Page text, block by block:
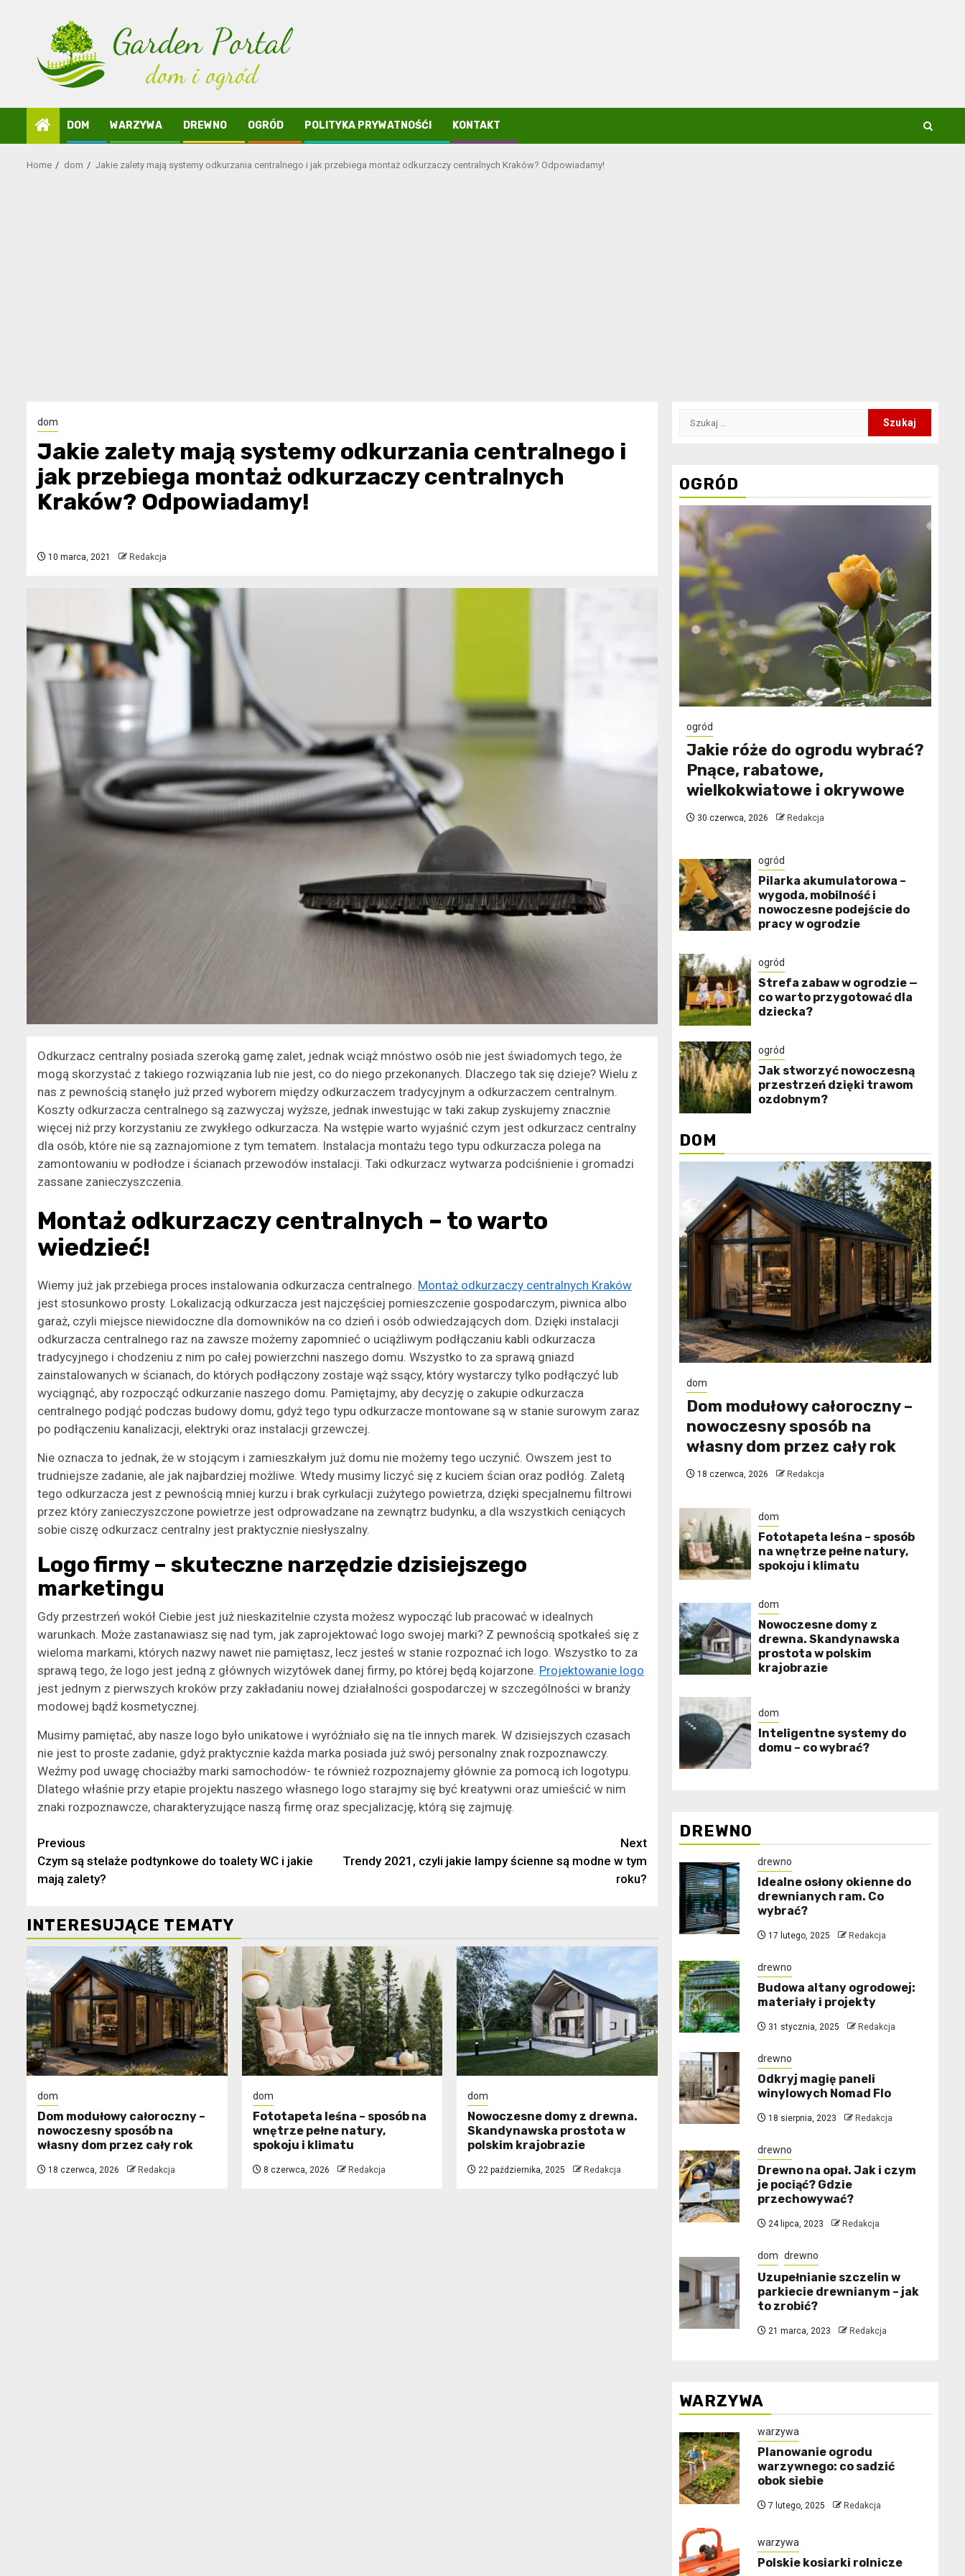
DOM WARZYWA DREWNO OGRÓD POLITYKA PRYWATNOŚĆI KONTAKT
Home dom Jakie zalety mają systemy odkurzania centralnego i jak przebiega montaż odkurzaczy centralnych Kraków? Odpowiadamy!
dom
Jakie zalety mają systemy odkurzania centralnego i
jak przebiega montaż odkurzaczy centralnych
Kraków? Odpowiadamy!
10 marca, 2021 Redakcja
Odkurzacz centralny posiada szeroką gamę zalet, jednak wciąż mnóstwo osób nie jest świadomych tego, że
mogą skorzystać z takiego rozwiązania lub nie jest, co do niego przekonanych. Dlaczego tak się dzieje? Wielu z
nas z pewnością stanęło już przed wyborem między odkurzaczem tradycyjnym a odkurzaczem centralnym.
Koszty odkurzacza centralnego są zazwyczaj wyższe, jednak inwestując w taki zakup zyskujemy znacznie
więcej niż przy korzystaniu ze zwykłego odkurzacza. Na wstępie warto wyjaśnić czym jest odkurzacz centralny
dla osób, które nie są zaznajomione z tym tematem. Instalacja montażu tego typu odkurzacza polega na
zamontowaniu w podłodze i ścianach przewodów instalacji. Taki odkurzacz wytwarza podciśnienie i gromadzi
zassane zanieczyszczenia.
Montaż odkurzaczy centralnych – to warto
wiedzieć!
Wiemy już jak przebiega proces instalowania odkurzacza centralnego. Montaż odkurzaczy centralnych Kraków
jest stosunkowo prosty. Lokalizacją odkurzacza jest najczęściej pomieszczenie gospodarczym, piwnica albo
garaż, czyli miejsce niewidoczne dla domowników na co dzień i osób odwiedzających dom. Dzięki instalacji
odkurzacza centralnego raz na zawsze możemy zapomnieć o uciążliwym podłączaniu kabli odkurzacza
tradycyjnego i chodzeniu z nim po całej powierzchni naszego domu. Wszystko to za sprawą gniazd
zainstalowanych w ścianach, do których podłączony zostaje wąż ssący, który wystarczy tylko podłączyć lub
wyciągnąć, aby rozpocząć odkurzanie naszego domu. Pamiętajmy, aby decyzję o zakupie odkurzacza
centralnego podjąć podczas budowy domu, gdyż tego typu odkurzacze montowane są w stanie surowym zaraz
po podłączeniu kanalizacji, elektryki oraz instalacji grzewczej.
Nie oznacza to jednak, że w stojącym i zamieszkałym już domu nie możemy tego uczynić. Owszem jest to
trudniejsze zadanie, ale jak najbardziej możliwe. Wtedy musimy liczyć się z kuciem ścian oraz podłóg. Zaletą
tego odkurzacza jest z pewnością mniej kurzu i brak cyrkulacji zużytego powietrza, dzięki specjalnemu filtrowi
przez który zanieczyszczone powietrze jest odprowadzane na zewnątrz budynku, a dla wszystkich ceniących
sobie ciszę odkurzacz centralny jest praktycznie niesłyszalny.
Logo firmy – skuteczne narzędzie dzisiejszego
marketingu
Gdy przestrzeń wokół Ciebie jest już nieskazitelnie czysta możesz wypocząć lub pracować w idealnych
warunkach. Może zastanawiasz się nad tym, jak zaprojektować logo swojej marki? Z pewnością spotkałeś się z
wieloma markami, których nazwy nawet nie pamiętasz, lecz jesteś w stanie rozpoznać ich logo. Wszystko to za
sprawą tego, że logo jest jedną z głównych wizytówek danej firmy, po której będą kojarzone. Projektowanie logo
jest jednym z pierwszych kroków przy zakładaniu nowej działalności gospodarczej w szczególności w branży
modowej bądź kosmetycznej.
Musimy pamiętać, aby nasze logo było unikatowe i wyróżniało się na tle innych marek. W dzisiejszych czasach
nie jest to proste zadanie, gdyż praktycznie każda marka posiada już swój personalny znak rozpoznawczy.
Weźmy pod uwagę chociażby marki samochodów- te również rozpoznajemy głównie za pomocą ich logotypu.
Dlatego właśnie przy etapie projektu naszego własnego logo starajmy się być kreatywni oraz umieścić w nim
znaki rozpoznawcze, charakteryzujące naszą firmę oraz specjalizację, którą się zajmuję.
Continue
Reading
Previous
Czym są stelaże podtynkowe do toalety WC i jakie
mają zalety?
Next
Trendy 2021, czyli jakie lampy ścienne są modne w tym
roku?
INTERESUJĄCE TEMATY
dom
Dom modułowy całoroczny –
nowoczesny sposób na
własny dom przez cały rok
18 czerwca, 2026 Redakcja
dom
​Fototapeta leśna – sposób na
wnętrze pełne natury,
spokoju i klimatu
8 czerwca, 2026 Redakcja
dom
Nowoczesne domy z drewna.
Skandynawska prostota w
polskim krajobrazie
22 października, 2025 Redakcja
Szukaj:
OGRÓD
ogród
Jakie róże do ogrodu wybrać?
Pnące, rabatowe,
wielkokwiatowe i okrywowe
30 czerwca, 2026 Redakcja
ogród
Pilarka akumulatorowa –
wygoda, mobilność i
nowoczesne podejście do
pracy w ogrodzie
ogród
Strefa zabaw w ogrodzie —
co warto przygotować dla
dziecka?
ogród
Jak stworzyć nowoczesną
przestrzeń dzięki trawom
ozdobnym?
DOM
dom
Dom modułowy całoroczny –
nowoczesny sposób na
własny dom przez cały rok
18 czerwca, 2026 Redakcja
dom
​Fototapeta leśna – sposób
na wnętrze pełne natury,
spokoju i klimatu
dom
Nowoczesne domy z
drewna. Skandynawska
prostota w polskim
krajobrazie
dom
Inteligentne systemy do
domu – co wybrać?
DREWNO
drewno
Idealne osłony okienne do
drewnianych ram. Co
wybrać?
17 lutego, 2025 Redakcja
drewno
Budowa altany ogrodowej:
materiały i projekty
31 stycznia, 2025 Redakcja
drewno
Odkryj magię paneli
winylowych Nomad Flo
18 sierpnia, 2023 Redakcja
drewno
Drewno na opał. Jak i czym
je pociąć? Gdzie
przechowywać?
24 lipca, 2023 Redakcja
dom drewno
Uzupełnianie szczelin w
parkiecie drewnianym – jak
to zrobić?
21 marca, 2023 Redakcja
WARZYWA
warzywa
Planowanie ogrodu
warzywnego: co sadzić
obok siebie
7 lutego, 2025 Redakcja
warzywa
Polskie kosiarki rolnicze